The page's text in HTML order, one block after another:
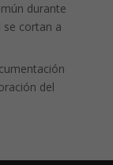
durante
se cortan a
del